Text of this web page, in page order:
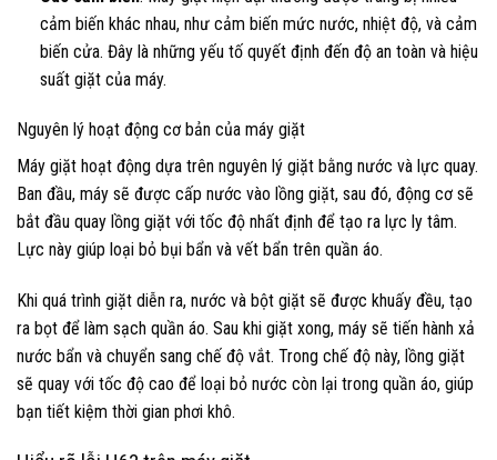
cảm biến khác nhau, như cảm biến mức nước, nhiệt độ, và cảm
biến cửa. Đây là những yếu tố quyết định đến độ an toàn và hiệu
suất giặt của máy.
Nguyên lý hoạt động cơ bản của máy giặt
Máy giặt hoạt động dựa trên nguyên lý giặt bằng nước và lực quay.
Ban đầu, máy sẽ được cấp nước vào lồng giặt, sau đó, động cơ sẽ
bắt đầu quay lồng giặt với tốc độ nhất định để tạo ra lực ly tâm.
Lực này giúp loại bỏ bụi bẩn và vết bẩn trên quần áo.
Khi quá trình giặt diễn ra, nước và bột giặt sẽ được khuấy đều, tạo
ra bọt để làm sạch quần áo. Sau khi giặt xong, máy sẽ tiến hành xả
nước bẩn và chuyển sang chế độ vắt. Trong chế độ này, lồng giặt
sẽ quay với tốc độ cao để loại bỏ nước còn lại trong quần áo, giúp
bạn tiết kiệm thời gian phơi khô.